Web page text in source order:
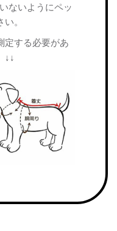
ないようにペッ
。
定する必要があ
↓↓